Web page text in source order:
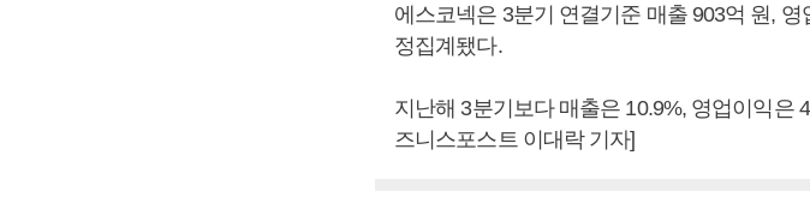
에스코넥은 3분기 연결기준 매출 903억 원,
정집계됐다.
지난해 3분기보다 매출은 10.9%, 영업이익은
즈니스포스트 이대락 기자]